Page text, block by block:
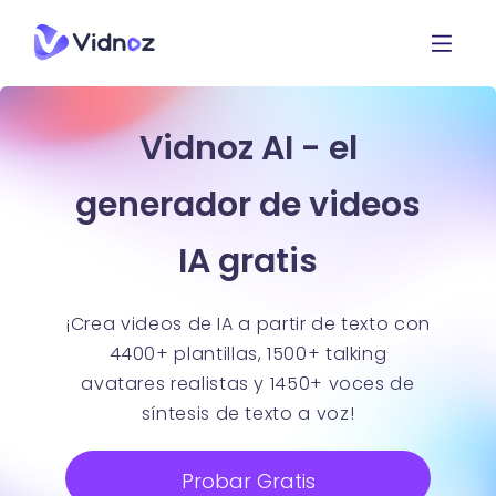
Vidnoz AI - el
generador de videos
IA gratis
¡Crea videos de IA a partir de texto con
4400+ plantillas, 1500+ talking
avatares realistas y 1450+ voces de
síntesis de texto a voz!
Probar Gratis